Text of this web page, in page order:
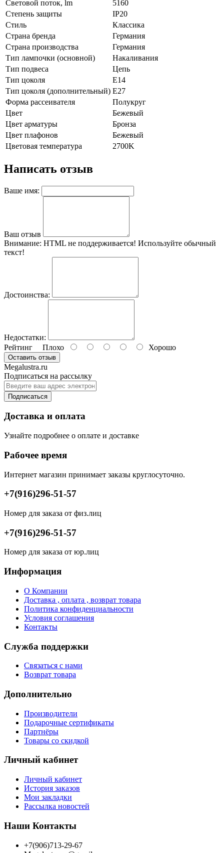
Световой поток, lm
5160
Степень защиты
IP20
Стиль
Классика
Страна бренда
Германия
Страна производства
Германия
Тип лампочки (основной)
Накаливания
Тип подвеса
Цепь
Тип цоколя
E14
Тип цоколя (дополнительный) E27
Форма рассеивателя
Полукруг
Цвет
Бежевый
Цвет арматуры
Бронза
Цвет плафонов
Бежевый
Цветовая температура
2700K
Написать отзыв
Ваше имя:
Ваш отзыв
Внимание: HTML не поддерживается! Используйте обычный
текст!
Достоинства:
Недостатки:
Рейтинг Плохо Хорошо
Оставить отзыв
Megalustra.ru
Подписаться на рассылку
Подписаться
Доставка и оплата
Узнайте подробнее о оплате и доставке
Рабочее время
Интернет магазин принимает заказы круглосуточно.
+7(916)296-51-57
Номер для заказа от физ.лиц
+7(916)296-51-57
Номер для заказа от юр.лиц
Информация
О Компании
Доставка , оплата , возврат товара
Политика конфиденциальности
Условия соглашения
Контакты
Служба поддержки
Связаться с нами
Возврат товара
Дополнительно
Производители
Подарочные сертификаты
Партнёры
Товары со скидкой
Личный кабинет
Личный кабинет
История заказов
Мои закладки
Рассылка новостей
Наши Контакты
+7(906)713-29-67